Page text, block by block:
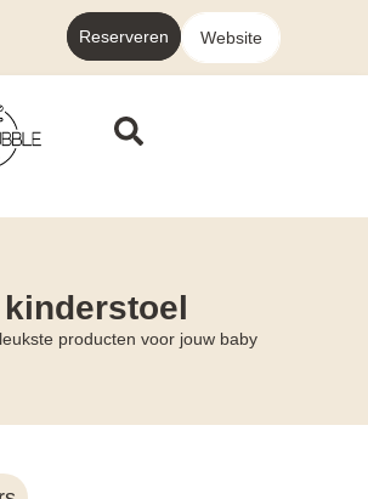
Reserveren Website
kinderstoel
producten voor jouw baby